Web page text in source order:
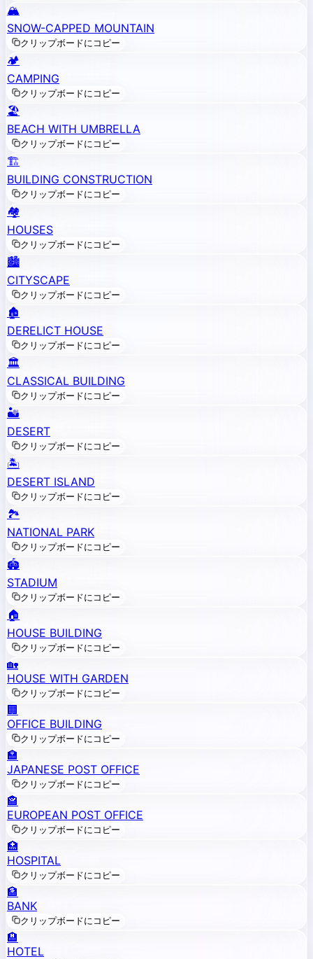
🏔️
SNOW-CAPPED MOUNTAIN
クリップボードにコピー
🏕️
CAMPING
クリップボードにコピー
🏖️
BEACH WITH UMBRELLA
クリップボードにコピー
🏗️
BUILDING CONSTRUCTION
クリップボードにコピー
🏘️
HOUSES
クリップボードにコピー
🏙️
CITYSCAPE
クリップボードにコピー
🏚️
DERELICT HOUSE
クリップボードにコピー
🏛️
CLASSICAL BUILDING
クリップボードにコピー
🏜️
DESERT
クリップボードにコピー
🏝️
DESERT ISLAND
クリップボードにコピー
🏞️
NATIONAL PARK
クリップボードにコピー
🏟️
STADIUM
クリップボードにコピー
🏠
HOUSE BUILDING
クリップボードにコピー
🏡
HOUSE WITH GARDEN
クリップボードにコピー
🏢
OFFICE BUILDING
クリップボードにコピー
🏣
JAPANESE POST OFFICE
クリップボードにコピー
🏤
EUROPEAN POST OFFICE
クリップボードにコピー
🏥
HOSPITAL
クリップボードにコピー
🏦
BANK
クリップボードにコピー
🏨
HOTEL